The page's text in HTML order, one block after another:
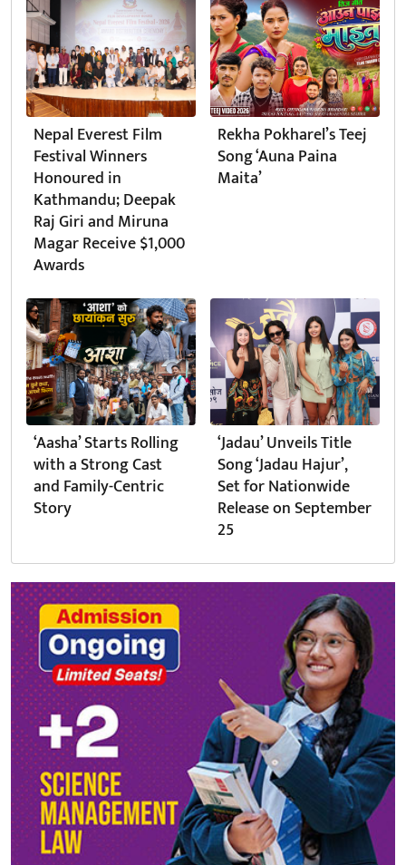
Nepal Everest Film
Festival Winners
Honoured in
Kathmandu; Deepak
Raj Giri and Miruna
Magar Receive $1,000
Awards
Rekha Pokharel’s Teej
Song ‘Auna Paina
Maita’
‘Aasha’ Starts Rolling
with a Strong Cast
and Family-Centric
Story
‘Jadau’ Unveils Title
Song ‘Jadau Hajur’,
Set for Nationwide
Release on September
25